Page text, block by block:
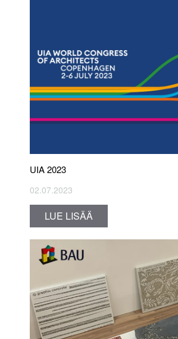
UIA 2023
02.07.2023
LUE LISÄÄ